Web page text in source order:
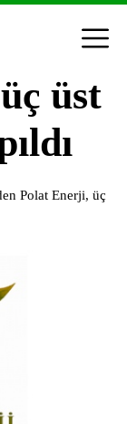
üst
Polat Enerji, üç